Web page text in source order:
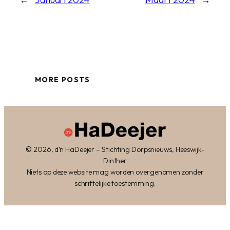
MORE POSTS
© 2026, d’n HaDeejer – Stichting Dorpsnieuws, Heeswijk-
Dinther
Niets op deze website mag worden overgenomen zonder
schriftelijke toestemming.